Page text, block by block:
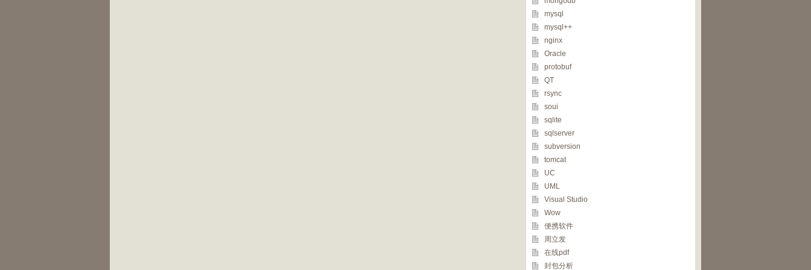
mysql
mysql++
nginx
Oracle
protobuf
QT
rsync
soui
sqlite
sqlserver
subversion
tomcat
UC
UML
Visual Studio
Wow
便携软件
周立发
在线pdf
封包分析